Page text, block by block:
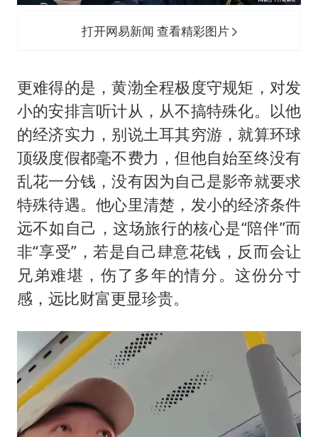
打开网易新闻 查看精彩图片
更难得的是，黄渤全程极度守规矩，对发
小的安排言听计从，从不搞特殊化。以他
的经济实力，别说土耳其穷游，就算环球
顶级度假都毫不费力，但他自始至终没有
乱花一分钱，没有因为自己是影帝就要求
特殊待遇。他心里清楚，发小的经济条件
远不如自己，这场旅行的核心是“陪伴”而
非“享受”，若是自己肆意花钱，反而会让
兄弟难堪，伤了多年的情分。这份分寸
感，远比财富更显珍贵。